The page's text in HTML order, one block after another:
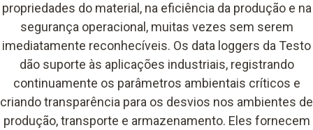
propriedades do material, na eficiência da produção e na
segurança operacional, muitas vezes sem serem
imediatamente reconhecíveis. Os data loggers da Testo
dão suporte às aplicações industriais, registrando
continuamente os parâmetros ambientais críticos e
criando transparência para os desvios nos ambientes de
produção, transporte e armazenamento. Eles fornecem